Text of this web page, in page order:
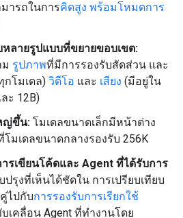
ารถในการคิดสูง พร้อมโหมดการ
ลายรูปแบบที่ขยายขอบเขต:
รูปภาพที่มีการรองรับสัดส่วน และ
โมเดล) วิดีโอ และ เสียง (มีอยู่ใน
ะ 12B)
ญ่ขึ้น: โมเดลขนาดเล็กมีหน้าต่าง
มเดลขนาดกลางรองรับ 256K
รเขียนโค้ดและ Agent ที่ได้รับการ
ปรุงที่เห็นได้ชัดใน การเปรียบเทียบ
ไปกับการรองรับการเรียกใช้
เคลื่อน Agent ที่ทำงานโดย